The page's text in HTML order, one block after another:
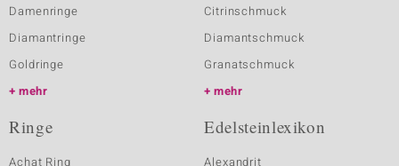
Damenringe
Diamantringe
Goldringe
mehr
Citrinschmuck
Diamantschmuck
Granatschmuck
mehr
Ringe
Achat Ring
Edelsteinlexikon
Alexandrit